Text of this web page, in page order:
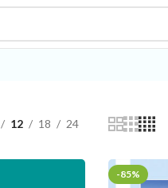
12 18 24
-85%